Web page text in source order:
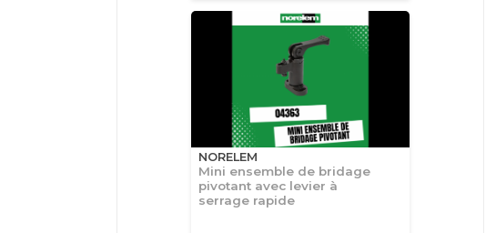
NORELEM
Mini ensemble de bridage
pivotant avec levier à
serrage rapide